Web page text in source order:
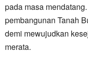
pada masa
pembangunan Tanah
demi mewujudkan
merata.